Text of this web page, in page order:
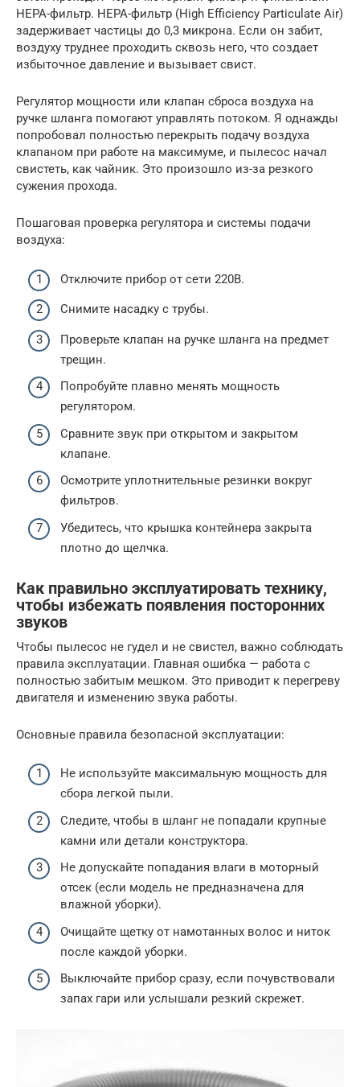
HEPA-фильтр. HEPA-фильтр (High Efficiency Particulate Air)
задерживает частицы до 0,3 микрона. Если он забит,
воздуху труднее проходить сквозь него, что создает
избыточное давление и вызывает свист.
Регулятор мощности или клапан сброса воздуха на
ручке шланга помогают управлять потоком. Я однажды
попробовал полностью перекрыть подачу воздуха
клапаном при работе на максимуме, и пылесос начал
свистеть, как чайник. Это произошло из-за резкого
сужения прохода.
Пошаговая проверка регулятора и системы подачи
воздуха:
Отключите прибор от сети 220В.
Снимите насадку с трубы.
Проверьте клапан на ручке шланга на предмет
трещин.
Попробуйте плавно менять мощность
регулятором.
Сравните звук при открытом и закрытом
клапане.
Осмотрите уплотнительные резинки вокруг
фильтров.
Убедитесь, что крышка контейнера закрыта
плотно до щелчка.
Как правильно эксплуатировать технику,
чтобы избежать появления посторонних
звуков
Чтобы пылесос не гудел и не свистел, важно соблюдать
правила эксплуатации. Главная ошибка — работа с
полностью забитым мешком. Это приводит к перегреву
двигателя и изменению звука работы.
Основные правила безопасной эксплуатации:
Не используйте максимальную мощность для
сбора легкой пыли.
Следите, чтобы в шланг не попадали крупные
камни или детали конструктора.
Не допускайте попадания влаги в моторный
отсек (если модель не предназначена для
влажной уборки).
Очищайте щетку от намотанных волос и ниток
после каждой уборки.
Выключайте прибор сразу, если почувствовали
запах гари или услышали резкий скрежет.